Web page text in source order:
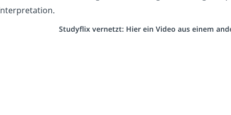
Studyflix vernetzt: Hier ein Video aus einem